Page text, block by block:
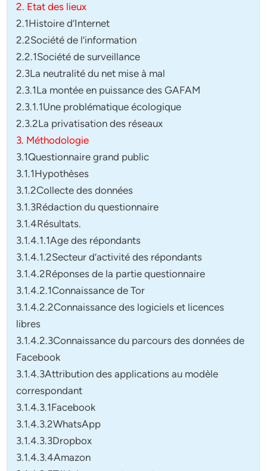
2. Etat des lieux
2.1Histoire d’Internet
2.2Société de l’information
2.2.1Société de surveillance
2.3La neutralité du net mise à mal
2.3.1La montée en puissance des GAFAM
2.3.1.1Une problématique écologique
2.3.2La privatisation des réseaux
3. Méthodologie
3.1Questionnaire grand public
3.1.1Hypothèses
3.1.2Collecte des données
3.1.3Rédaction du questionnaire
3.1.4Résultats.
3.1.4.1.1Age des répondants
3.1.4.1.2Secteur d’activité des répondants
3.1.4.2Réponses de la partie questionnaire
3.1.4.2.1Connaissance de Tor
3.1.4.2.2Connaissance des logiciels et licences
libres
3.1.4.2.3Connaissance du parcours des données de
Facebook
3.1.4.3Attribution des applications au modèle
correspondant
3.1.4.3.1Facebook
3.1.4.3.2WhatsApp
3.1.4.3.3Dropbox
3.1.4.3.4Amazon